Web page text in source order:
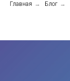
Главная → Блог →